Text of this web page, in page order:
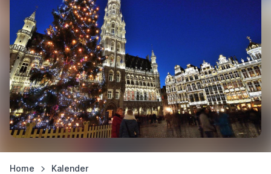
Home
Kalender